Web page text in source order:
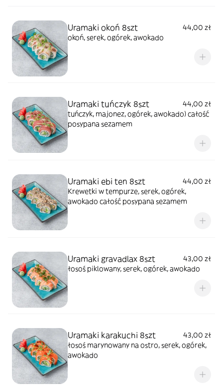
Uramaki okoń 8szt
44,00 zł
okoń, serek, ogórek, awokado
Uramaki tuńczyk 8szt
44,00 zł
tuńczyk, majonez, ogórek, awokado) całość
posypana sezamem
Uramaki ebi ten 8szt
44,00 zł
Krewetki w tempurze, serek, ogórek,
awokado całość posypana sezamem
Uramaki gravadlax 8szt
43,00 zł
łosoś piklowany, serek, ogórek, awokado
Uramaki karakuchi 8szt
43,00 zł
łosoś marynowany na ostro, serek, ogórek,
awokado